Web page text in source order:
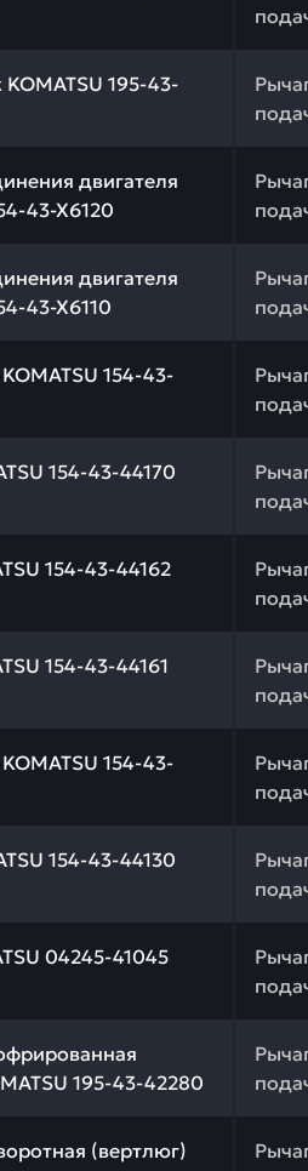
195-43-
подбор.
двигателя
43-X6120
подбор.
двигателя
43-X6110
подбор.
154-43-
подбор.
154-43-44170
подбор.
154-43-44162
подбор. Шток
154-43-44161
подбор. Шток
154-43-
подбор.
154-43-44130
подбор.
04245-41045
подбор. Шток
195-43-42280
подбор.
(вертлюг)
подбор.